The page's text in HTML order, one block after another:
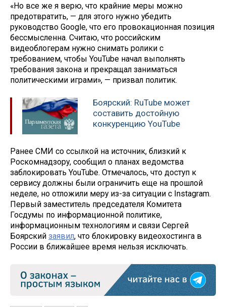
«Но все же я верю, что крайние меры можно
предотвратить, — для этого нужно убедить
руководство Google, что его провокационная позиция
бессмысленна. Считаю, что российским
видеоблогерам нужно снимать ролики с
требованием, чтобы YouTube начал выполнять
требования закона и прекращал заниматься
политическими играми», — призвал политик.
Боярский: RuTube может
составить достойную
конкуренцию YouTube
Ранее СМИ со ссылкой на источник, близкий к
Роскомнадзору, сообщил о планах ведомства
заблокировать YouTube. Отмечалось, что доступ к
сервису должны были ограничить еще на прошлой
неделе, но отложили меру из-за ситуации с Instagram.
Первый заместитель председателя Комитета
Госдумы по информационной политике,
информационным технологиям и связи Сергей
Боярский заявил, что блокировку видеохостинга в
России в ближайшее время нельзя исключать.